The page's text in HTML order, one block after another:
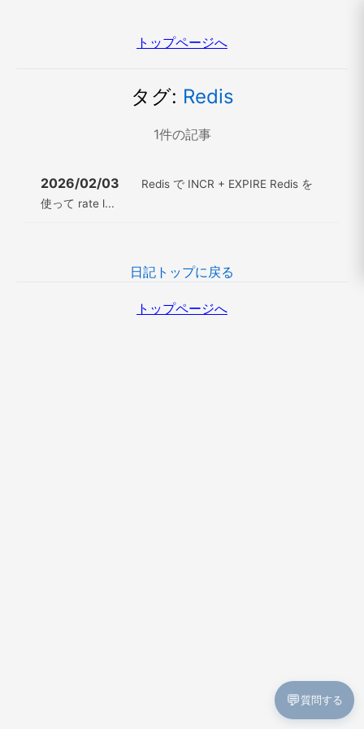
トップページへ
タグ: Redis
1件の記事
2026/02/03
Redis で INCR + EXPIRE Redis を
使って rate l...
日記トップに戻る
トップページへ
💬質問する